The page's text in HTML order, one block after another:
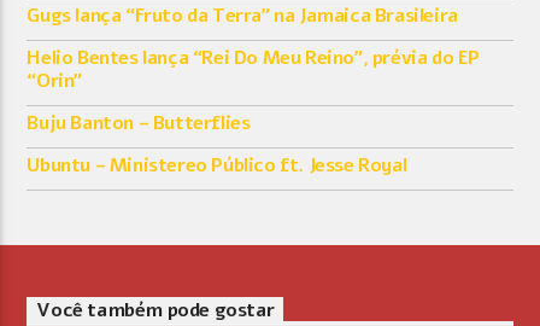
Gugs lança “Fruto da Terra” na Jamaica Brasileira
Helio Bentes lança “Rei Do Meu Reino”, prévia do EP
“Orin”
Buju Banton – Butterflies
Ubuntu – Ministereo Público ft. Jesse Royal
Você também pode gostar